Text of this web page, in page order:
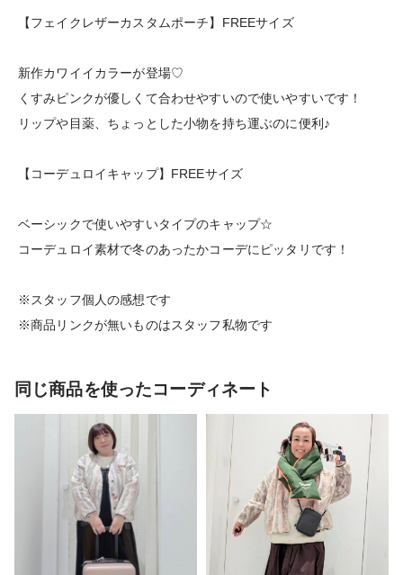
【フェイクレザーカスタムポーチ】FREEサイズ
新作カワイイカラーが登場♡
くすみピンクが優しくて合わせやすいので使いやすいです！
リップや目薬、ちょっとした小物を持ち運ぶのに便利♪
【コーデュロイキャップ】FREEサイズ
ベーシックで使いやすいタイプのキャップ☆
コーデュロイ素材で冬のあったかコーデにピッタリです！
※スタッフ個人の感想です
※商品リンクが無いものはスタッフ私物です
同じ商品を使ったコーディネート